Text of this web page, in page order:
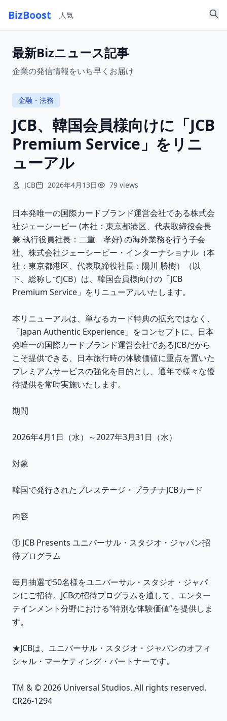
BizBoost 人気
最新Bizニュース記事
企業の発信情報をいち早くお届け
金融・法務
JCB、韓国会員様向けに「JCB
Premium Service」をリニ
ューアル
JCB 2026年4月13日 79 views
日本発唯一の国際カードブランド運営会社である株式会
社ジェーシービー (本社：東京都港区、代表取締役会長
兼 執行役員社長：二重 孝好) の海外業務を行う子会
社、株式会社ジェーシービー・インターナショナル（本
社：東京都港区、代表取締役社長：陽川 勝樹）（以
下、総称してJCB）は、韓国会員様向けの「JCB
Premium Service」をリニューアルいたします。
本リニューアルは、単なるカード特典の拡充ではなく、
「Japan Authentic Experience」をコンセプトに、日本
発唯一の国際カードブランド運営会社であるJCBだから
こそ提供できる、日本旅行時の体験価値に重点を置いた
プレミアムサービスの強化を目的とし、通年で様々な優
待提供を常時実施いたします。
期間
2026年4月1日（水）～2027年3月31日（水）
対象
韓国で発行されたプレステージ・プラチナJCBカード
内容
① JCB Presents ユニバーサル・スタジオ・ジャパン招
待プログラム
毎月抽選で50名様をユニバーサル・スタジオ・ジャパ
ンにご招待。JCBの招待プログラムを通して、エンター
テインメント分野における“特別な体験価値”を提供しま
す。
★JCBは、ユニバーサル・スタジオ・ジャパンのオフィ
シャル・マーケティング・パートナーです。
TM & © 2026 Universal Studios. All rights reserved.
CR26-1294